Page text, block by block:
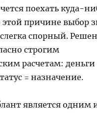
поехать куда-
этой причине выбор
спорный.
строгим
расчетам:
= назначение.
является одним